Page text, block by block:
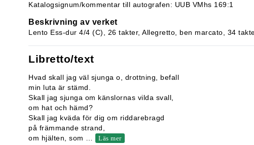
Katalogsignum/kommentar till autografen: UUB VMhs 169:1
Beskrivning av verket
Lento Ess-dur 4/4 (C), 26 takter, Allegretto, ben marcato, 34
Libretto/text
Hvad skall jag väl sjunga o, drottning, befall
min luta är stämd.
Skall jag sjunga om känslornas vilda svall,
om hat och hämd?
Skall jag kväda för dig om riddarebragd
på främmande strand,
om hjälten, som
Läs mer